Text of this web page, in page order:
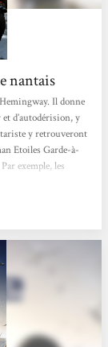
nantais
Il donne
d’autodérision, y
y retrouveront
Etoiles Garde-à-
exemple, les
tandis que